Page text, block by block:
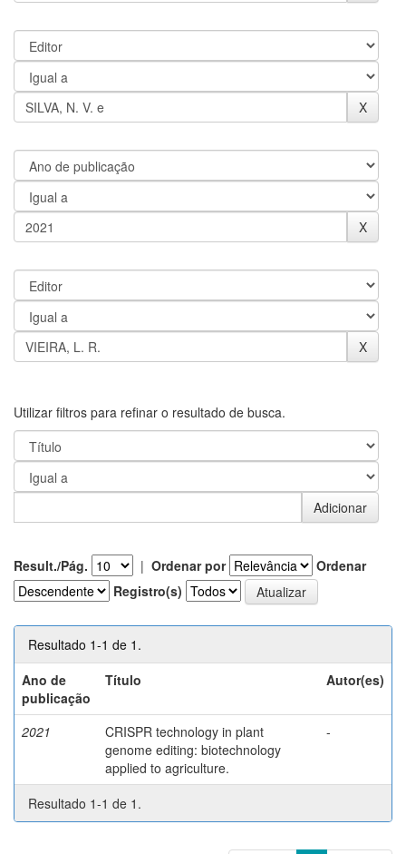
Utilizar filtros para refinar o resultado de busca.
Result./Pág. | Ordenar por
Ordenar
Registro(s)
Resultado 1-1 de 1.
Ano de
publicação
Título Autor(es)
2021
CRISPR technology in plant
genome editing: biotechnology
applied to agriculture.
-
Resultado 1-1 de 1.